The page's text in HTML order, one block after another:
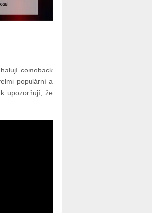
comeback
populární a
upozorňují, že